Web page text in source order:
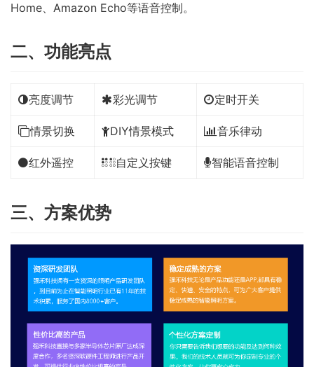
Home、Amazon Echo等语音控制。
二、功能亮点
亮度调节 彩光调节 定时开关
情景切换 DIY情景模式 音乐律动
红外遥控 自定义按键 智能语音控制
三、方案优势